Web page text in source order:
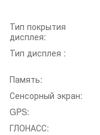
Тип покрытия
дисплея:
Тип дисплея :
Память:
Сенсорный экран:
GPS:
ГЛОНАСС: